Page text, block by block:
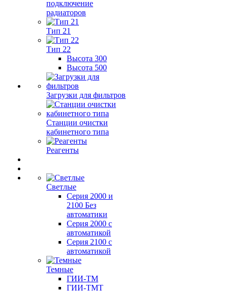
подключение
радиаторов
Тип 21
Тип 22
Высота 300
Высота 500
Загрузки для фильтров
Станции очистки
кабинетного типа
Реагенты
Светлые
Серия 2000 и
2100 Без
автоматики
Серия 2000 с
автоматикой
Серия 2100 с
автоматикой
Темные
ГИИ-ТМ
ГИИ-ТМТ